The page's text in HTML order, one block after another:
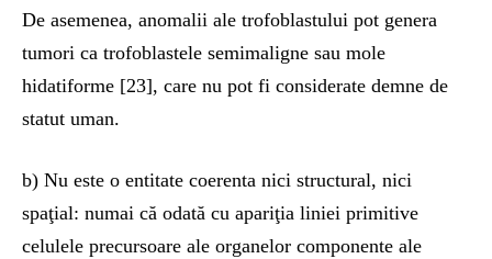
De asemenea, anomalii ale trofoblastului pot genera
tumori ca trofoblastele semimaligne sau mole
hidatiforme [23], care nu pot fi considerate demne de
statut uman.
b) Nu este o entitate coerenta nici structural, nici
spaţial: numai că odată cu apariţia liniei primitive
celulele precursoare ale organelor componente ale